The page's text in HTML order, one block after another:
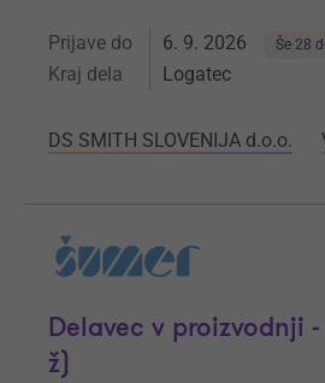
Prijave do 6. 9. 2026 Še 28
Kraj dela Logatec
DS SMITH SLOVENIJA d.o.o.
Delavec v proizvodnji
ž)